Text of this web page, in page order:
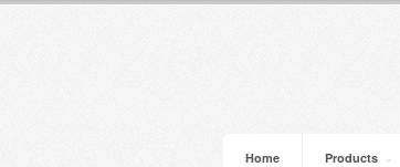
Home Products